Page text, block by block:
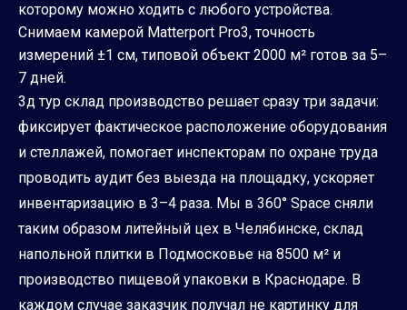
которому можно ходить с любого устройства.
Снимаем камерой Matterport Pro3, точность
измерений ±1 см, типовой объект 2000 м² готов за 5–
7 дней.
3д тур склад производство решает сразу три задачи:
фиксирует фактическое расположение оборудования
и стеллажей, помогает инспекторам по охране труда
проводить аудит без выезда на площадку, ускоряет
инвентаризацию в 3–4 раза. Мы в 360° Space сняли
таким образом литейный цех в Челябинске, склад
напольной плитки в Подмосковье на 8500 м² и
производство пищевой упаковки в Краснодаре. В
каждом случае заказчик получал не картинку для